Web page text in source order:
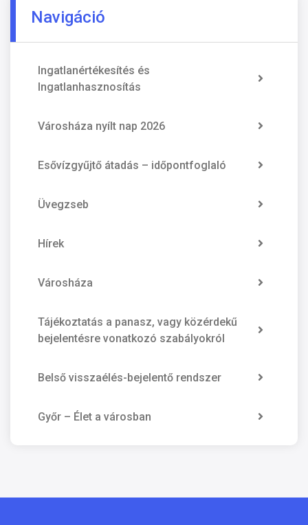
Navigáció
Ingatlanértékesítés és
Ingatlanhasznosítás
Városháza nyílt nap 2026
Esővízgyűjtő átadás – időpontfoglaló
Üvegzseb
Hírek
Városháza
Tájékoztatás a panasz, vagy közérdekű
bejelentésre vonatkozó szabályokról
Belső visszaélés-bejelentő rendszer
Győr – Élet a városban